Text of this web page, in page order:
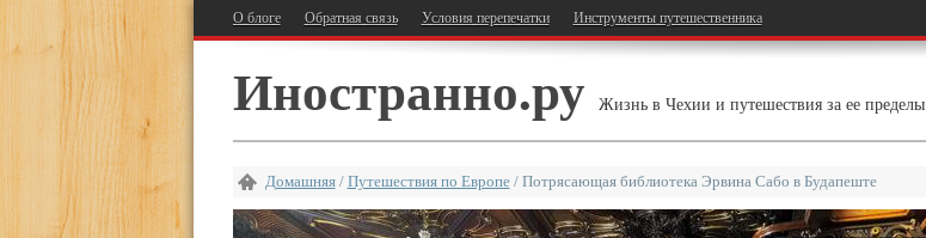
О блоге Обратная связь Условия перепечатки Инструменты путешественника
Иностранно.ру Жизнь в Чехии и путешествия за ее пределы
Домашняя/ Путешествия по Европе/ Потрясающая библиотека Эрвина Сабо в Будапеште